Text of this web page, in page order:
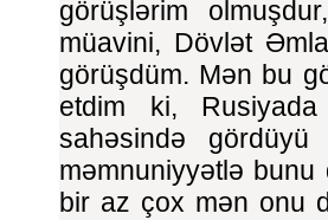
görüşlərim
müavini, Dövlət
görüşdüm. Mən bu
etdim ki,
sahəsində
məmnuniyyətlə bunu
bir az çox mən onu